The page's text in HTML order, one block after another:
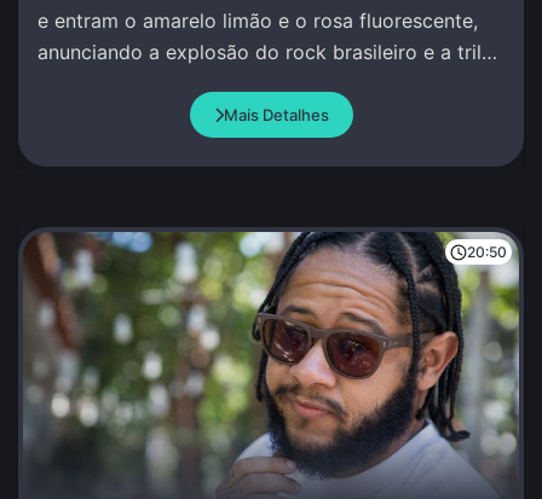
e entram o amarelo limão e o rosa fluorescente,
anunciando a explosão do rock brasileiro e a trilha
Mais Detalhes
20:50